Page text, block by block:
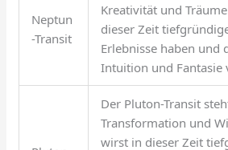
Neptun
-Transit
Kreativität und
dieser Zeit
Erlebnisse haben und
Intuition und Fantasie
Der Pluton-Transit
Transformation und
wirst in dieser Zeit